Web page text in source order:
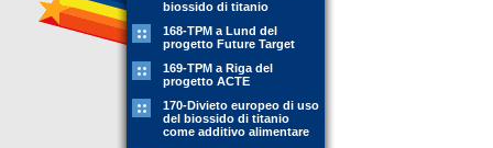
biossido di titanio
168-TPM a Lund del
progetto Future Target
169-TPM a Riga del
progetto ACTE
170-Divieto europeo di uso
del biossido di titanio
come additivo alimentare